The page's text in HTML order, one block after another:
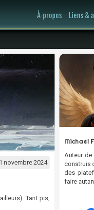
À-propos Liens &
Michael
Auteur
construis
des
faire
1 novembre 2024
Tant pis,